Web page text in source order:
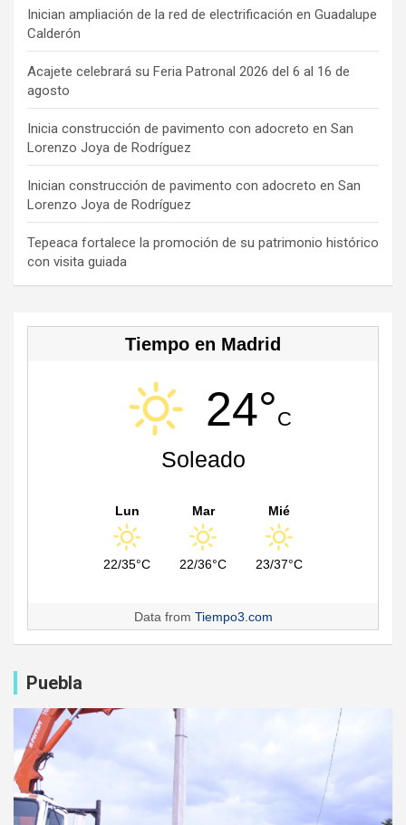
b
o
o
k
a
d
s
gr
a
m
o
k
T
u
b
e
C
h
a
n
n
el
Inician ampliación de la red de electrificación en Guadalupe
Calderón
Acajete celebrará su Feria Patronal 2026 del 6 al 16 de
agosto
Inicia construcción de pavimento con adocreto en San
Lorenzo Joya de Rodríguez
Inician construcción de pavimento con adocreto en San
Lorenzo Joya de Rodríguez
Tepeaca fortalece la promoción de su patrimonio histórico
con visita guiada
Tiempo en Madrid
24°C
Soleado
Lun
22/35°C
Mar
22/36°C
Mié
23/37°C
Data from Tiempo3.com
Puebla